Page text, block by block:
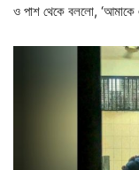
ও পাশ থেকে বললো, ‘আমাকে